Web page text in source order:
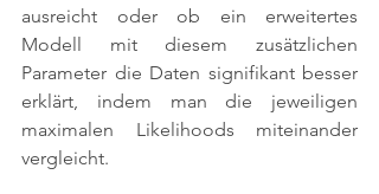
ausreicht oder ob ein erweitertes
Modell mit diesem zusätzlichen
Parameter die Daten signifikant besser
erklärt, indem man die jeweiligen
maximalen Likelihoods miteinander
vergleicht.